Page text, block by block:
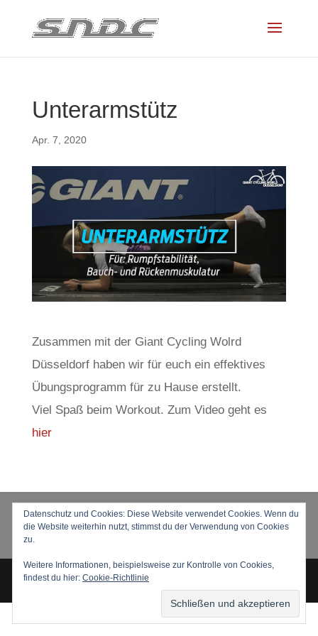
Unterarmstütz
Apr. 7, 2020
Zusammen mit der Giant Cycling Wolrd
Düsseldorf haben wir für euch ein effektives
Übungsprogramm für zu Hause erstellt.
Viel Spaß beim Workout. Zum Video geht es
hier
KONTAKT
DOWNLOADS
Copyright © 2024 SNDC
Datenschutz und Cookies: Diese Website verwendet Cookies. Wenn du
die Website weiterhin nutzt, stimmst du der Verwendung von Cookies
zu.
Weitere Informationen, beispielsweise zur Kontrolle von Cookies,
findest du hier: Cookie-Richtlinie